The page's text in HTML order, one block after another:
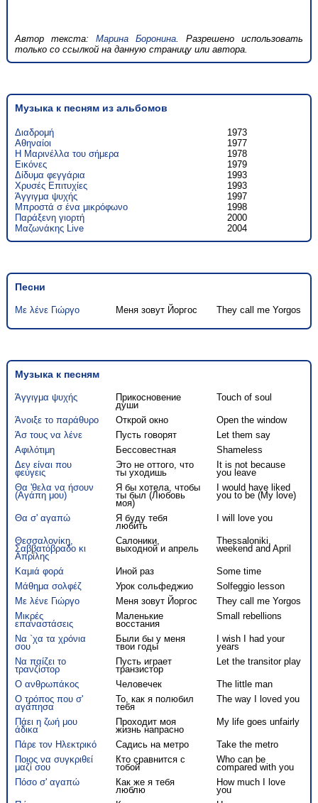
Автор текста: Марина Боронина. Разрешено использовать
только со ссылкой на данную страницу или автора.
Музыка к песням из альбомов
Διαδρομή
1973
Αθηναίοι
1977
Η Μαρινέλλα του σήμερα
1978
Εικόνες
1979
Δίδυμα φεγγάρια
1993
Χρυσές Επιτυχίες
1993
Άγγιγμα ψυχής
1997
Μπροστά σ ένα μικρόφωνο
1998
Παράξενη γιορτή
2000
Μαζωνάκης Live
2004
Песни
Με λένε Γιώργο Меня зовут Йоргос They call me Yorgos
Музыка к песням
Άγγιγμα ψυχής Прикосновение
души
Touch of soul
Άνοιξε το παράθυρο Открой окно
Open the window
Άσ τους να λένε
Пусть говорят
Let them say
Αφιλότιμη
Бессовестная
Shameless
Δεν είναι που
φεύγεις
Это не оттого, что
ты уходишь
It is not because
you leave
Θα 'θελα να ήσουν
(Αγάπη μου)
Я бы хотела, чтобы
ты был (Любовь
моя)
I would have liked
you to be (My love)
Θα σ' αγαπώ Я буду тебя
любить
I will love you
Θεσσαλονίκη,
Σαββατόβραδο κι
Απρίλης
Салоники,
выходной и апрель
Thessaloniki,
weekend and April
Καμιά φορά Иной раз
Some time
Μάθημα σολφέζ
Урок сольфеджио
Solfeggio lesson
Με λένε Γιώργο
Меня зовут Йоргос
They call me Yorgos
Μικρές
επαναστάσεις
Маленькие
восстания
Small rebellions
Να `χα τα χρόνια
σου
Были бы у меня
твои годы
I wish I had your
years
Να παίζει το
τρανζίστορ
Пусть играет
транзистор
Let the transitor play
Ο ανθρωπάκος Человечек
The little man
Ο τρόπος που σ'
αγάπησα
То, как я полюбил
тебя
The way I loved you
Πάει η ζωή μου
άδικα
Проходит моя
жизнь напрасно
My life goes unfairly
Πάρε τον Ηλεκτρικό Садись на метро
Take the metro
Ποιος να συγκριθεί
μαζί σου
Кто сравнится с
тобой
Who can be
compared with you
Πόσο σ' αγαπώ
Как же я тебя
люблю
How much I love
you